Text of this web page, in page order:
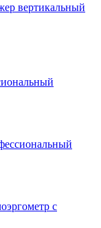
вертикальный
с